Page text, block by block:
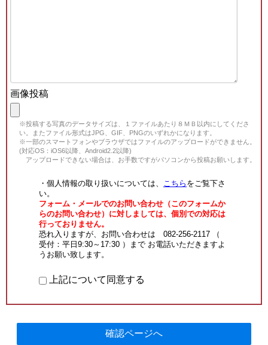
画像投稿
※投稿する写真のデータサイズは、１ファイルあたり８ＭＢ以内にしてくださ
い。またファイル形式はJPG、GIF、PNGのいずれかになります。
※一部のスマートフォンやブラウザではファイルのアップロードができません。
(対応OS：iOS6以降、Android2.2以降)
アップロードできない場合は、お手数ですがパソコンから投稿お願いします。
・個人情報の取り扱いについては、 こちら をご覧下さ
い。
フォーム・メールでのお問い合わせ（このフォームか
らのお問い合わせ）に対しましては、個別での対応は
行っておりません。
恐れ入りますが、お問い合わせは 082-256-2117 （
受付：平日9:30～17:30 ）まで お電話いただきますよ
うお願い致します。
上記について同意する
確認ページへ